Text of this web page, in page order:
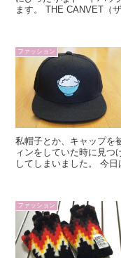
ます。 THE CANVET（
ファッション
私帽子とか、キャップを
ィンをしていた時に見つ
してしまいました。 今日はちょっと変わったキャップをご紹介しま
ファッション